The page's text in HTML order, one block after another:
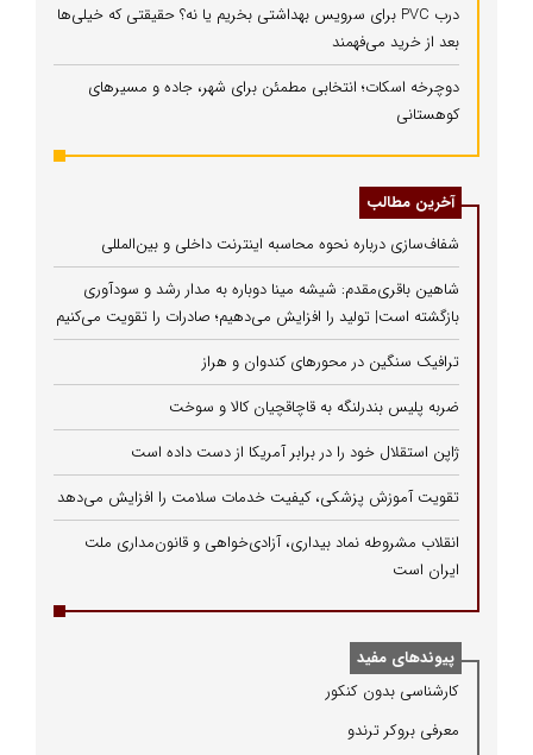
درب PVC برای سرویس بهداشتی بخریم یا نه؟ حقیقتی که خیلی‌ها
بعد از خرید می‌فهمند
دوچرخه اسکات؛ انتخابی مطمئن برای شهر، جاده و مسیرهای
کوهستانی
آخرین مطالب
شفاف‌سازی درباره نحوه محاسبه اینترنت داخلی و بین‌المللی
شاهین باقری‌مقدم: شیشه مینا دوباره به مدار رشد و سودآوری
بازگشته است| تولید را افزایش می‌دهیم؛ صادرات را تقویت می‌کنیم
ترافیک سنگین در محورهای کندوان و هراز
ضربه پلیس بندرلنگه به قاچاقچیان کالا و سوخت
ژاپن استقلال خود را در برابر آمریکا از دست داده است
تقویت آموزش پزشکی، کیفیت خدمات سلامت را افزایش می‌دهد
انقلاب مشروطه نماد بیداری، آزادی‌خواهی و قانون‌مداری ملت
ایران است
پیوندهای مفید
كارشناسی بدون كنكور
معرفی بروكر ترندو